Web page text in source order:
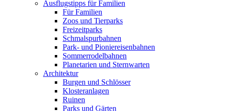
Ausflugstipps für Familien
Für Familien
Zoos und Tierparks
Freizeitparks
Schmalspurbahnen
Park- und Pioniereisenbahnen
Sommerrodelbahnen
Planetarien und Sternwarten
Architektur
Burgen und Schlösser
Klosteranlagen
Ruinen
Parks und Gärten